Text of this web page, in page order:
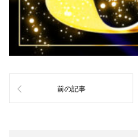
前の記事